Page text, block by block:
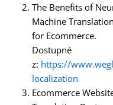
The Benefits of
Machine Translation
for Ecommerce.
Dostupné
z: https://
localization
Ecommerce